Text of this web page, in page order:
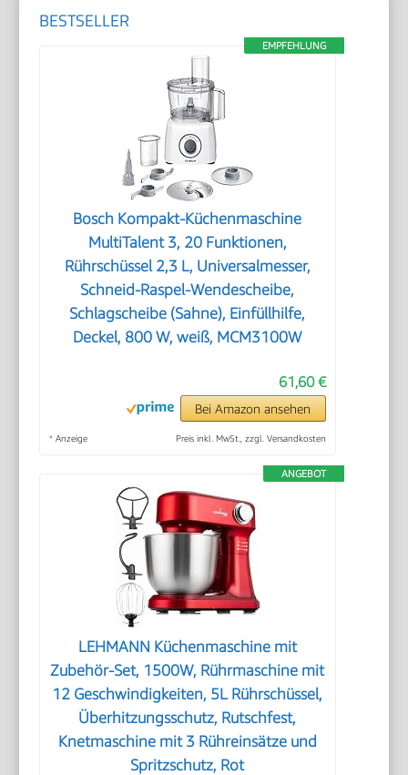
BESTSELLER
EMPFEHLUNG
Bosch Kompakt-Küchenmaschine
MultiTalent 3, 20 Funktionen,
Rührschüssel 2,3 L, Universalmesser,
Schneid-Raspel-Wendescheibe,
Schlagscheibe (Sahne), Einfüllhilfe,
Deckel, 800 W, weiß, MCM3100W
61,60 €
Bei Amazon ansehen
* Anzeige Preis inkl. MwSt., zzgl. Versandkosten
ANGEBOT
LEHMANN Küchenmaschine mit
Zubehör-Set, 1500W, Rührmaschine mit
12 Geschwindigkeiten, 5L Rührschüssel,
Überhitzungsschutz, Rutschfest,
Knetmaschine mit 3 Rühreinsätze und
Spritzschutz, Rot